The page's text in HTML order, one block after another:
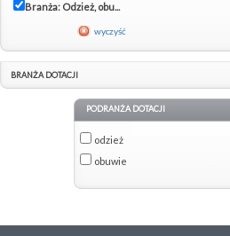
Branża: Odzież, obu...
wyczyść
BRANŻA DOTACJI
PODRANŻA DOTACJI
odzież
obuwie